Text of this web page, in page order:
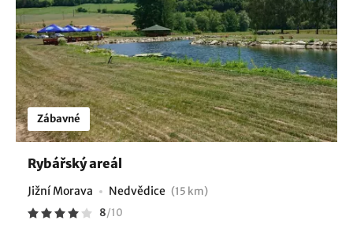
Zábavné
Rybářský areál
Jižní Morava Nedvědice (15 km)
8/10